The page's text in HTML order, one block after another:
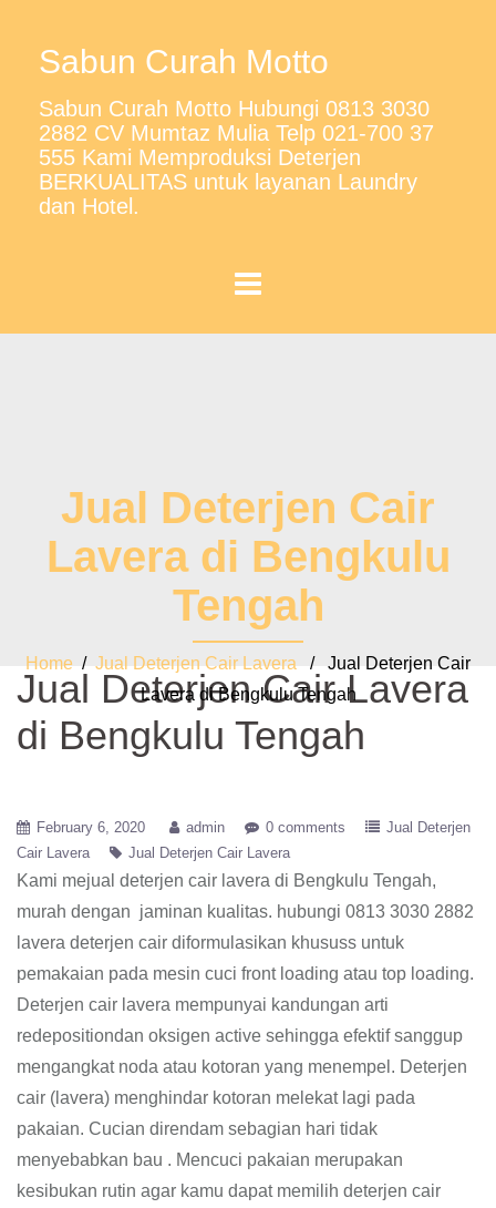
Sabun Curah Motto
Sabun Curah Motto Hubungi 0813 3030
2882 CV Mumtaz Mulia Telp 021-700 37
555 Kami Memproduksi Deterjen
BERKUALITAS untuk layanan Laundry
dan Hotel.
Jual Deterjen Cair
Lavera di Bengkulu
Tengah
Home / Jual Deterjen Cair Lavera / Jual Deterjen Cair
Lavera di Bengkulu Tengah
Jual Deterjen Cair Lavera
di Bengkulu Tengah
February 6, 2020 admin 0 comments
Jual Deterjen
Cair Lavera
Jual Deterjen Cair Lavera
Kami mejual deterjen cair lavera di Bengkulu Tengah,
murah dengan jaminan kualitas. hubungi 0813 3030 2882
lavera deterjen cair diformulasikan khususs untuk
pemakaian pada mesin cuci front loading atau top loading.
Deterjen cair lavera mempunyai kandungan arti
redepositiondan oksigen active sehingga efektif sanggup
mengangkat noda atau kotoran yang menempel. Deterjen
cair (lavera) menghindar kotoran melekat lagi pada
pakaian. Cucian direndam sebagian hari tidak
menyebabkan bau . Mencuci pakaian merupakan
kesibukan rutin agar kamu dapat memilih deterjen cair